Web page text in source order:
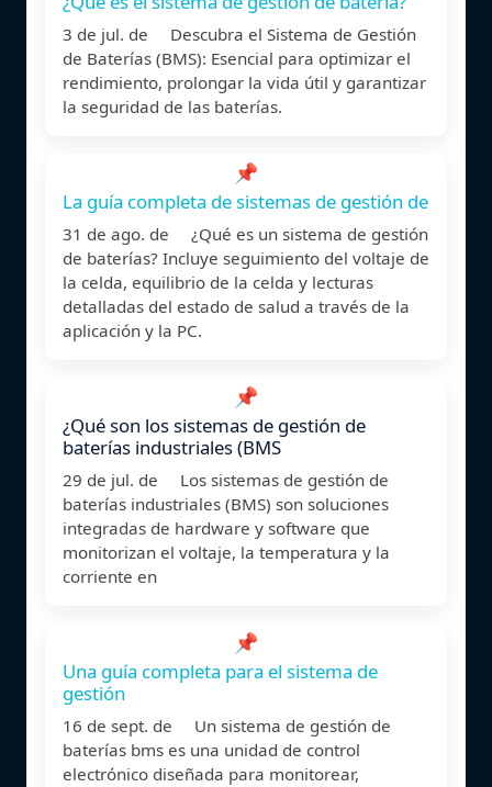
3 de jul. de Descubra el Sistema de Gestión
de Baterías (BMS): Esencial para optimizar el
rendimiento, prolongar la vida útil y garantizar
la seguridad de las baterías.
📌
La guía completa de sistemas de gestión de
31 de ago. de ¿Qué es un sistema de gestión
de baterías? Incluye seguimiento del voltaje de
la celda, equilibrio de la celda y lecturas
detalladas del estado de salud a través de la
aplicación y la PC.
📌
¿Qué son los sistemas de gestión de
baterías industriales (BMS
29 de jul. de Los sistemas de gestión de
baterías industriales (BMS) son soluciones
integradas de hardware y software que
monitorizan el voltaje, la temperatura y la
corriente en
📌
Una guía completa para el sistema de
gestión
16 de sept. de Un sistema de gestión de
baterías bms es una unidad de control
electrónico diseñada para monitorear,